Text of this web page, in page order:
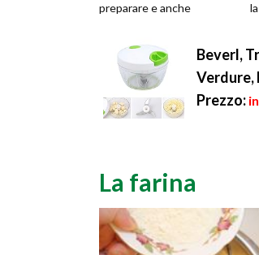
preparare e anche
specialmente...
Beverl,
Verdure,
Prezzo:
La farina